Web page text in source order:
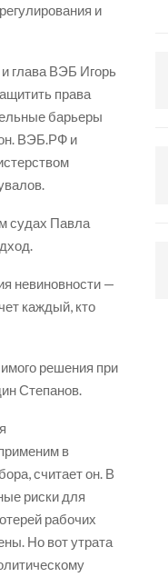
и
глава ВЭБ Игорь
права
барьеры
он. ВЭБ.РФ и
судах Павла
невиновности —
каждый, кто
решения при
Степанов.
в
считает он. В
риски для
рабочих
Но вот утрата